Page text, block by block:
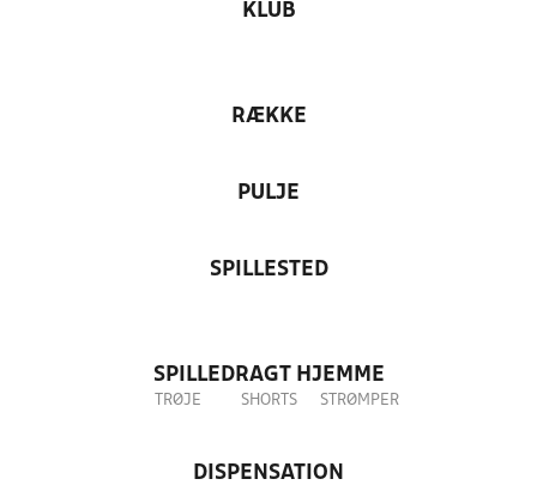
KLUB
RÆKKE
PULJE
SPILLESTED
SPILLEDRAGT HJEMME
TRØJE SHORTS STRØMPER
DISPENSATION